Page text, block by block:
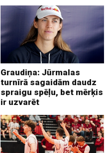
Graudiņa: Jūrmalas
turnīrā sagaidām daudz
spraigu spēļu, bet mērķis
ir uzvarēt